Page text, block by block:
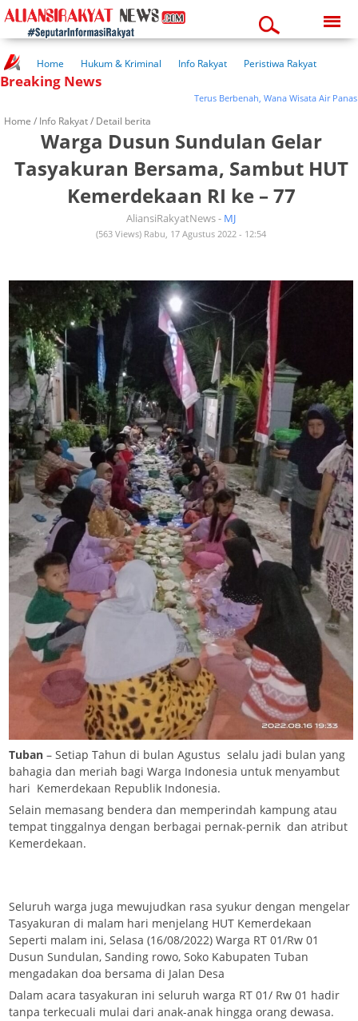
11:18:24 am
Home Hukum & Kriminal Info Rakyat
Peristiwa Rakyat
Kuliner Rakyat
Wisata Rakyat
Breaking News
Terus Berbenah, Wana Wisata Air Panas
Home / Info Rakyat/ Detail berita
Warga Dusun Sundulan Gelar
Tasyakuran Bersama, Sambut HUT
Kemerdekaan RI ke – 77
AliansiRakyatNews - MJ
(563 Views) Rabu, 17 Agustus 2022 - 12:54
Tuban – Setiap Tahun di bulan Agustus selalu jadi bulan yang
bahagia dan meriah bagi Warga Indonesia untuk menyambut
hari Kemerdekaan Republik Indonesia.
Selain memasang bendera dan memperindah kampung atau
tempat tinggalnya dengan berbagai pernak-pernik dan atribut
Kemerdekaan.
Seluruh warga juga mewujudkan rasa syukur dengan mengelar
Tasyakuran di malam hari menjelang HUT Kemerdekaan
Seperti malam ini, Selasa (16/08/2022) Warga RT 01/Rw 01
Dusun Sundulan, Sanding rowo, Soko Kabupaten Tuban
mengadakan doa bersama di Jalan Desa
Dalam acara tasyakuran ini seluruh warga RT 01/ Rw 01 hadir
tanpa terkecuali mulai dari anak-anak hingga orang dewasa.